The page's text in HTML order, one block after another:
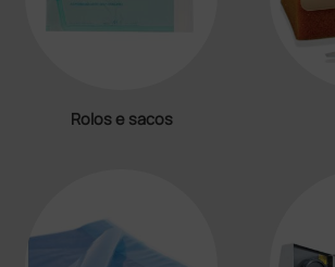
Rolos e sacos